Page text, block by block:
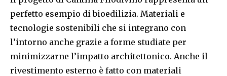
perfetto esempio di bioedilizia. Materiali e
tecnologie sostenibili che si integrano con
l’intorno anche grazie a forme studiate per
minimizzarne l’impatto architettonico. Anche il
rivestimento esterno è fatto con materiali